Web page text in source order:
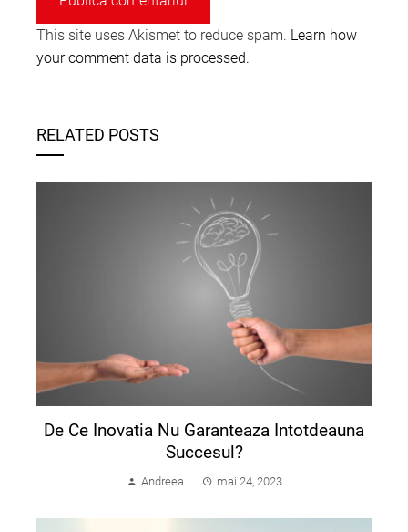
This site uses Akismet to reduce spam. Learn how
your comment data is processed.
RELATED POSTS
De Ce Inovatia Nu Garanteaza Intotdeauna
Succesul?
Andreea mai 24, 2023